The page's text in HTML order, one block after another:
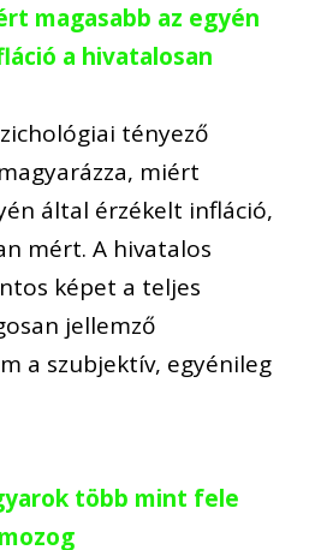
magasabb az egyén
a hivatalosan
tényező
miért
által érzékelt infláció,
mért. A hivatalos
képet a teljes
jellemző
a szubjektív, egyénileg
több mint fele